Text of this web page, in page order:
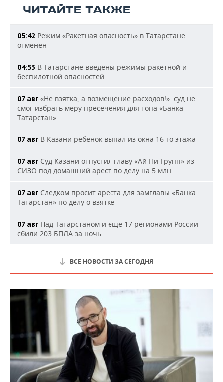
ЧИТАЙТЕ ТАКЖЕ
05:42 Режим «Ракетная опасность» в Татарстане
отменен
04:53 В Татарстане введены режимы ракетной и
беспилотной опасностей
07 авг «Не взятка, а возмещение расходов!»: суд не
смог избрать меру пресечения для топа «Банка
Татарстан»
07 авг В Казани ребенок выпал из окна 16-го этажа
07 авг Суд Казани отпустил главу «Ай Пи Групп» из
СИЗО под домашний арест по делу на 5 млн
07 авг Следком просит ареста для замглавы «Банка
Татарстан» по делу о взятке
07 авг Над Татарстаном и еще 17 регионами России
сбили 203 БПЛА за ночь
ВСЕ НОВОСТИ ЗА СЕГОДНЯ